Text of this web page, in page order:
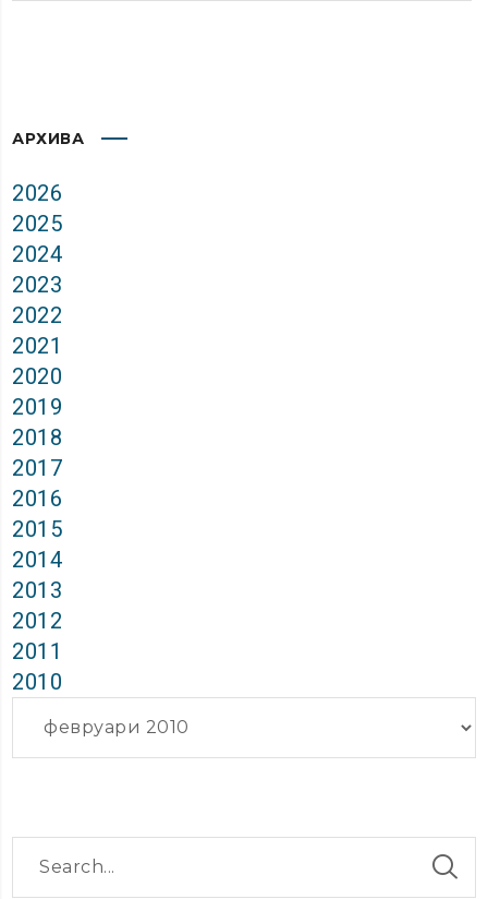
АРХИВА
2026
2025
2024
2023
2022
2021
2020
2019
2018
2017
2016
2015
2014
2013
2012
2011
2010